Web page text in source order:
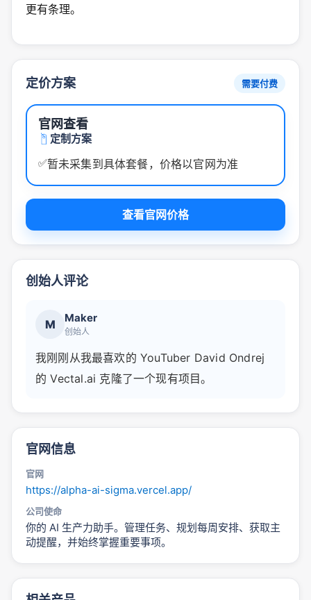
更有条理。
定价方案 需要付费
官网查看
定制方案
✅暂未采集到具体套餐，价格以官网为准
查看官网价格
创始人评论
M Maker
创始人
我刚刚从我最喜欢的 YouTuber David Ondrej
的 Vectal.ai 克隆了一个现有项目。
官网信息
官网
https://alpha-ai-sigma.vercel.app/
公司使命
你的 AI 生产力助手。管理任务、规划每周安排、获取主
动提醒，并始终掌握重要事项。